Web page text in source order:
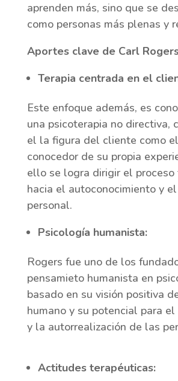
aprenden más, sino que se
como personas más plenas y
Aportes clave de Carl
Terapia centrada en el
Este enfoque además, es
una psicoterapia no directiva,
el la figura del cliente como
conocedor de su propia
ello se logra dirigir el
hacia el autoconocimiento y
personal.
Psicología humanista:
Rogers fue uno de los
pensamieto humanista en
basado en su visión positiva
humano y su potencial para
y la autorrealización de las
Actitudes terapéuticas: